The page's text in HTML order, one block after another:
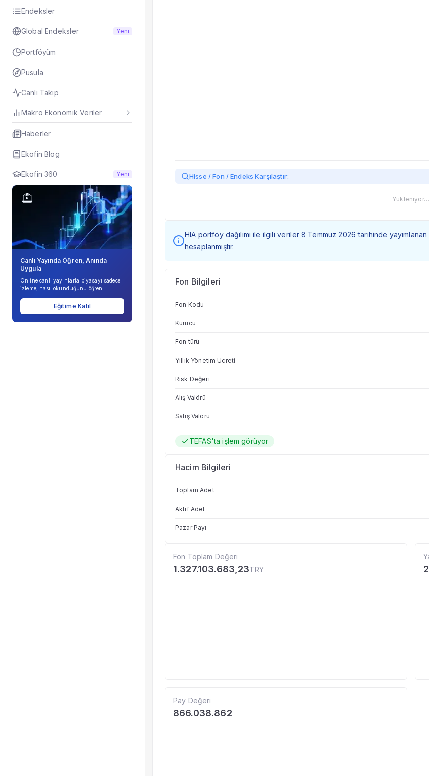
Endeksler
Global Endeksler Yeni
Portföyüm
Pusula
Canlı Takip
Makro Ekonomik Veriler
Haberler
Ekofin Blog
Ekofin 360 Yeni
Canlı Yayında Öğren, Anında
Uygula
Online canlı yayınlarla piyasayı sadece
izleme, nasıl okunduğunu öğren.
Eğitime Katıl
Hisse / Fon / Endeks Karşılaştır:
Yükleniyor…
HIA portföy dağılımı ile ilgili veriler 8 Temmuz 2026 tarihinde
hesaplanmıştır.
Fon Bilgileri
Fon Kodu
Kurucu
Fon türü
Yıllık Yönetim Ücreti
Risk Değeri
Alış Valörü
Satış Valörü
TEFAS'ta işlem görüyor
Hacim Bilgileri
Toplam Adet
Aktif Adet
Pazar Payı
Fon Toplam Değeri
1.327.103.683,23TRY
Pay Değeri
866.038.862